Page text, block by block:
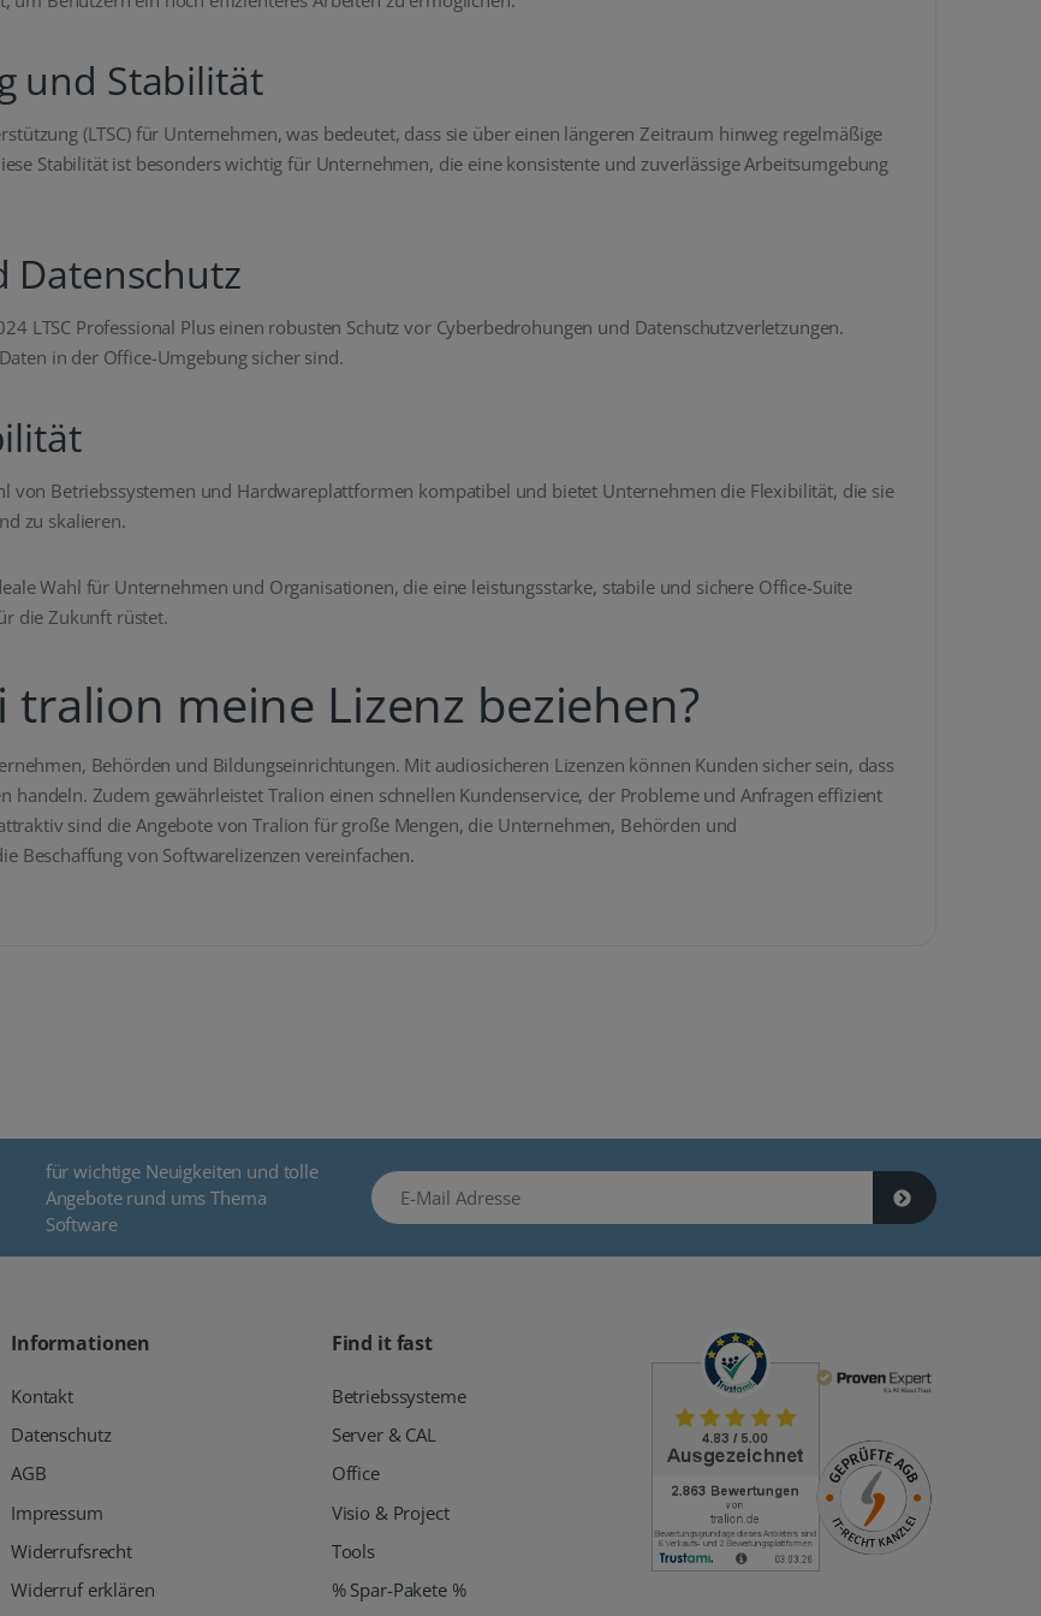
und Stabilität
(LTSC) für Unternehmen, was bedeutet, dass sie über einen längeren Zeitraum hinweg regelmäßige
Stabilität ist besonders wichtig für Unternehmen, die eine konsistente und zuverlässige Arbeitsumgebung
Datenschutz
LTSC Professional Plus einen robusten Schutz vor Cyberbedrohungen und Datenschutzverletzungen.
in der Office-Umgebung sicher sind.
von Betriebssystemen und Hardwareplattformen kompatibel und bietet Unternehmen die Flexibilität, die sie
zu skalieren.
Wahl für Unternehmen und Organisationen, die eine leistungsstarke, stabile und sichere Office-Suite
die Zukunft rüstet.
meine Lizenz beziehen?
Behörden und Bildungseinrichtungen. Mit audiosicheren Lizenzen können Kunden sicher sein, dass
handeln. Zudem gewährleistet Tralion einen schnellen Kundenservice, der Probleme und Anfragen effizient
sind die Angebote von Tralion für große Mengen, die Unternehmen, Behörden und
Beschaffung von Softwarelizenzen vereinfachen.
für wichtige Neuigkeiten und tolle
Angebote rund ums Thema
Software
E-Mail Adresse
Informationen
Kontakt
Datenschutz
AGB
Impressum
Widerrufsrecht
Widerruf erklären
Find it fast
Betriebssysteme
Server & CAL
Office
Visio & Project
Tools
% Spar-Pakete %